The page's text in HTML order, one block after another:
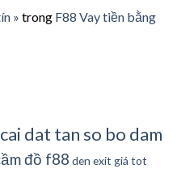
» trong F88 Vay tiền bằng
cai dat tan so bo dam
đồ f88 den exit giá tot